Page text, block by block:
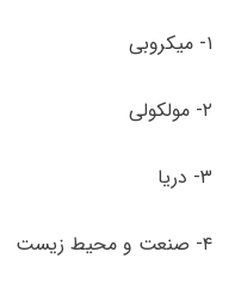
۱- میکروبی
۲- مولکولی
۳- دریا
۴- صنعت و محیط زیست